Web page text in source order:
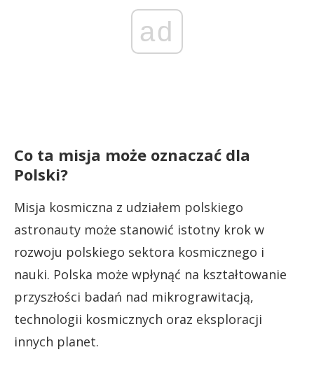
ad
Co ta misja może oznaczać dla
Polski?
Misja kosmiczna z udziałem polskiego
astronauty może stanowić istotny krok w
rozwoju polskiego sektora kosmicznego i
nauki. Polska może wpłynąć na kształtowanie
przyszłości badań nad mikrograwitacją,
technologii kosmicznych oraz eksploracji
innych planet.